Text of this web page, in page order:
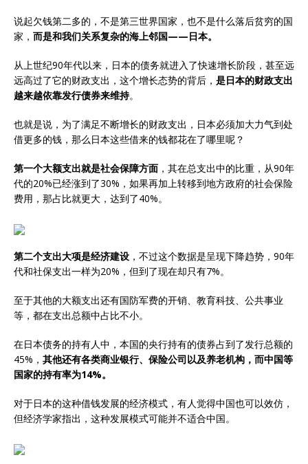
说起欠钱第二多的，不是第三世界国家，也不是什么落后贫穷的国
家， 而是和我们关系复杂的海上邻国——日本。
从上世纪90年代以来，日本的债务就进入了快速增长阶段，甚至远
远高过了它的财政支出，这个增长态势的背后， 是日本的财政支出
越来越依靠发行债券来维持。
也就是说，为了满足不断增长的财政支出，日本必须加大力气到处
借更多的钱，那么日本这些借来的钱都花在了哪里呢？
第一个大额支出就是社会保障方面 ，其在总支出中的比重，从90年
代的20%已经涨到了30%，如果再加上转移到地方政府的社会保险
费用，那占比就更大，达到了40%。
第二个支出大项是经济建设 ，不过这个数据是呈现下降趋势，90年
代和社保支出一样为20%，但到了现在却只有7%。
至于其他的大额支出还有国防军费的开销、教育科技、公共事业
等，都在支出总额中占比不小。
在日本债务的持有人中，本国的央行持有的债券占到了发行总额的
45%， 其他还有各类商业银行、保险公司以及养老机构，而中国等
国家的持有率为14%。
对于日本的这种借钱发展的经济模式，有人觉得中国也可以效仿，
但经济学家指出，这种发展模式可能并不适合中国。